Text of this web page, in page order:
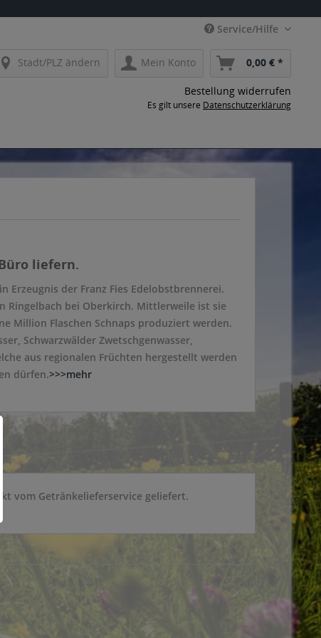
Service/Hilfe
Stadt/PLZ ändern Mein Konto 0,00 € *
Bestellung widerrufen
Es gilt unsere Datenschutzerklärung
liefern.
Erzeugnis der Franz Fies Edelobstbrennerei.
Ringelbach bei Oberkirch. Mittlerweile ist sie
Million Flaschen Schnaps produziert werden.
Schwarzwälder Zwetschgenwasser,
aus regionalen Früchten hergestellt werden
dürfen.>>>mehr
vom Getränkelieferservice geliefert.